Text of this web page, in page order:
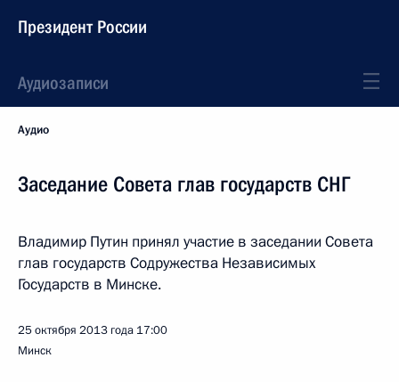
Президент России
Аудиозаписи
Аудио
Заседание Совета глав государств СНГ
Владимир Путин принял участие в заседании Совета
глав государств Содружества Независимых
Государств в Минске.
25 октября 2013 года 17:00
Минск